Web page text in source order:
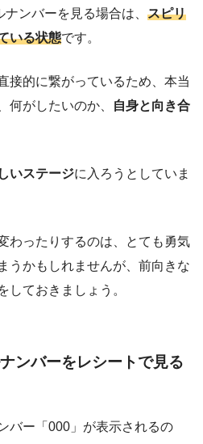
ンバーを見る場合は、 スピリ
いる状態です。
接的に繋がっているため、本当
何がしたいのか、
自身と向き合
いステージに入ろうとしていま
わったりするのは、とても勇気
うかもしれませんが、前向きな
しておきましょう。
ンバーをレシートで見る
バー「000」が表示されるの